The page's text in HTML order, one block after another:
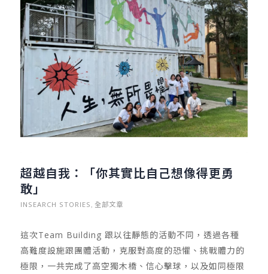
超越自我：「你其實比自己想像得更勇
敢」
INSEARCH STORIES 全部文章
這次Team Building 跟以往靜態的活動不同，透過各種
高難度設施跟團體活動，克服對高度的恐懼、挑戰體力的
極限，一共完成了高空獨木橋、信心擊球，以及如同極限